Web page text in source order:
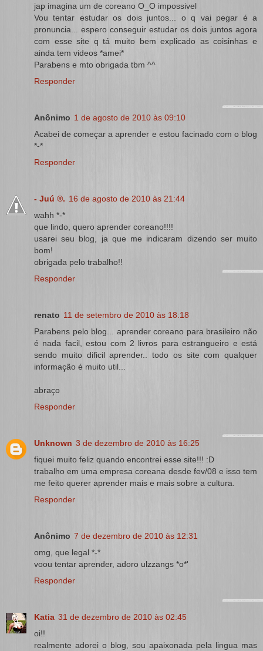
jap imagina um de coreano O_O impossivel
Vou tentar estudar os dois juntos... o q vai pegar é a
pronuncia... espero conseguir estudar os dois juntos agora
com esse site q tá muito bem explicado as coisinhas e
ainda tem videos *amei*
Parabens e mto obrigada tbm ^^
Responder
Anônimo 1 de agosto de 2010 às 09:10
Acabei de começar a aprender e estou facinado com o blog
*-*
Responder
- Juú ®. 16 de agosto de 2010 às 21:44
wahh *-*
que lindo, quero aprender coreano!!!!
usarei seu blog, ja que me indicaram dizendo ser muito
bom!
obrigada pelo trabalho!!
Responder
renato 11 de setembro de 2010 às 18:18
Parabens pelo blog... aprender coreano para brasileiro não
é nada facil, estou com 2 livros para estrangueiro e está
sendo muito dificil aprender.. todo os site com qualquer
informação é muito util...
abraço
Responder
Unknown 3 de dezembro de 2010 às 16:25
fiquei muito feliz quando encontrei esse site!!! :D
trabalho em uma empresa coreana desde fev/08 e isso tem
me feito querer aprender mais e mais sobre a cultura.
Responder
Anônimo 7 de dezembro de 2010 às 12:31
omg, que legal *-*
voou tentar aprender, adoro ulzzangs *o*'
Responder
Katia 31 de dezembro de 2010 às 02:45
oi!!
realmente adorei o blog, sou apaixonada pela lingua mas